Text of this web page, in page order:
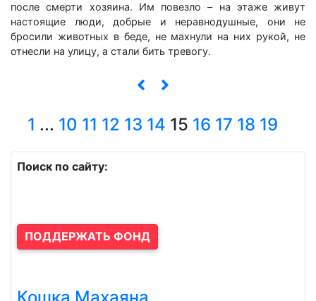
после смерти хозяина. Им повезло – на этаже живут
настоящие люди, добрые и неравнодушные, они не
бросили животных в беде, не махнули на них рукой, не
отнесли на улицу, а стали бить тревогу.
1 ... 10 11 12 13 14 15 16 17 18 19
Поиск по сайту:
ПОДДЕРЖАТЬ ФОНД